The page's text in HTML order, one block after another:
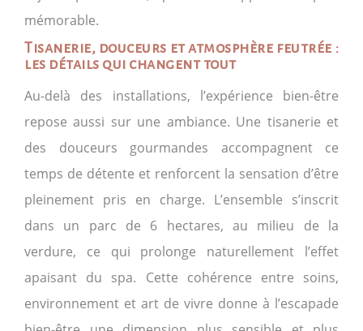
mémorable.
Tisanerie, douceurs et atmosphère feutrée :
les détails qui changent tout
Au-delà des installations, l’expérience bien-être
repose aussi sur une ambiance. Une tisanerie et
des douceurs gourmandes accompagnent ce
temps de détente et renforcent la sensation d’être
pleinement pris en charge. L’ensemble s’inscrit
dans un parc de 6 hectares, au milieu de la
verdure, ce qui prolonge naturellement l’effet
apaisant du spa. Cette cohérence entre soins,
environnement et art de vivre donne à l’escapade